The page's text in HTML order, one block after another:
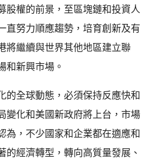
股權的前景，至區塊鏈和投資人
直努力順應趨勢，培育創新及有
將繼續與世界其他地區建立聯
和新興市場。
的全球動態，必須保持反應快和
變化和美國新政府將上台，市場
為，不少國家和企業都在適應和
的經濟轉型，轉向高質量發展、